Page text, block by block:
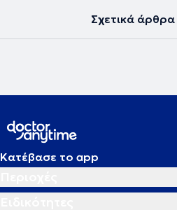
Σχετικά άρθρα
Κατέβασε το app